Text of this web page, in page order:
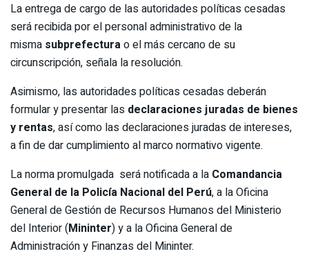
La entrega de cargo de las autoridades políticas cesadas
será recibida por el personal administrativo de la
misma subprefecturao el más cercano de su
circunscripción, señala la resolución.
Asimismo, las autoridades políticas cesadas deberán
formular y presentar las declaraciones juradas de bienes
y rentas, así como las declaraciones juradas de intereses,
a fin de dar cumplimiento al marco normativo vigente.
La norma promulgada será notificada a la Comandancia
General de la Policía Nacional del Perú, a la Oficina
General de Gestión de Recursos Humanos del Ministerio
del Interior (Mininter) y a la Oficina General de
Administración y Finanzas del Mininter.